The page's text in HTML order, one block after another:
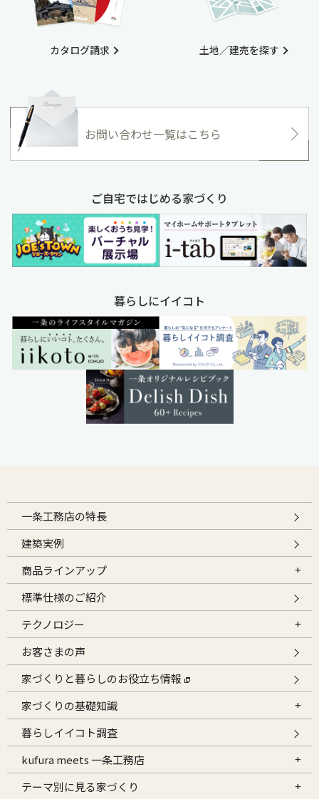
カタログ請求 土地／建売を探す
お問い合わせ一覧はこちら
ご自宅ではじめる家づくり
暮らしにイイコト
一条工務店の特長
建築実例
商品ラインアップ
標準仕様のご紹介
テクノロジー
お客さまの声
家づくりと暮らしのお役立ち情報
家づくりの基礎知識
暮らしイイコト調査
kufura meets 一条工務店
テーマ別に見る家づくり